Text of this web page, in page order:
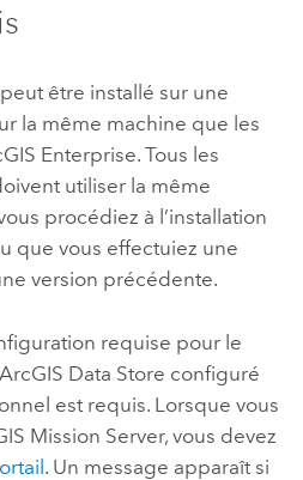
être installé sur une
la même machine que les
Enterprise. Tous les
utiliser la même
procédiez à l’installation
que vous effectuiez une
version précédente.
requise pour le
Data Store configuré
est requis. Lorsque vous
Mission Server, vous devez
. Un message apparaît si